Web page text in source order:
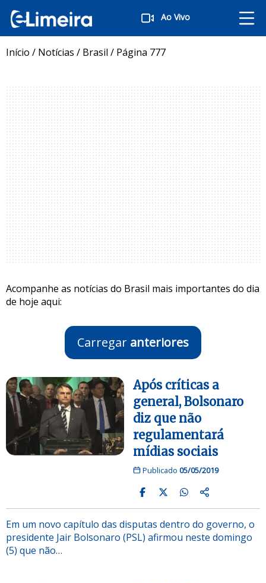
Ao Vivo
Início / Notícias / Brasil / Página 777
Acompanhe as notícias do Brasil mais importantes do dia
de hoje aqui:
Carregar anteriores
Após críticas a
general, Bolsonaro
diz que não
regulamentará
mídias sociais
Publicado 05/05/2019
Em um novo capítulo das disputas dentro do governo, o
presidente Jair Bolsonaro (PSL) afirmou neste domingo
(5) que não…